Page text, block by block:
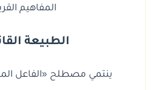
المفاهيم
الطبيعة
ينتمي مصطلح «الفاعل